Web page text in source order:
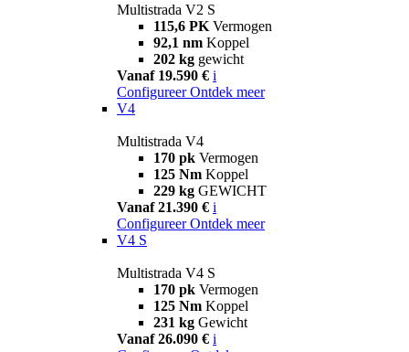
Multistrada V2 S
115,6 PK Vermogen
92,1 nm Koppel
202 kg gewicht
Vanaf 19.590 € i
Configureer Ontdek meer
V4
Multistrada V4
170 pk Vermogen
125 Nm Koppel
229 kg GEWICHT
Vanaf 21.390 € i
Configureer Ontdek meer
V4 S
Multistrada V4 S
170 pk Vermogen
125 Nm Koppel
231 kg Gewicht
Vanaf 26.090 € i